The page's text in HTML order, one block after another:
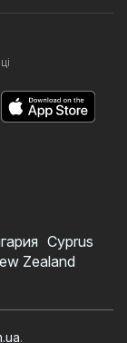
Cyprus
Zealand
.